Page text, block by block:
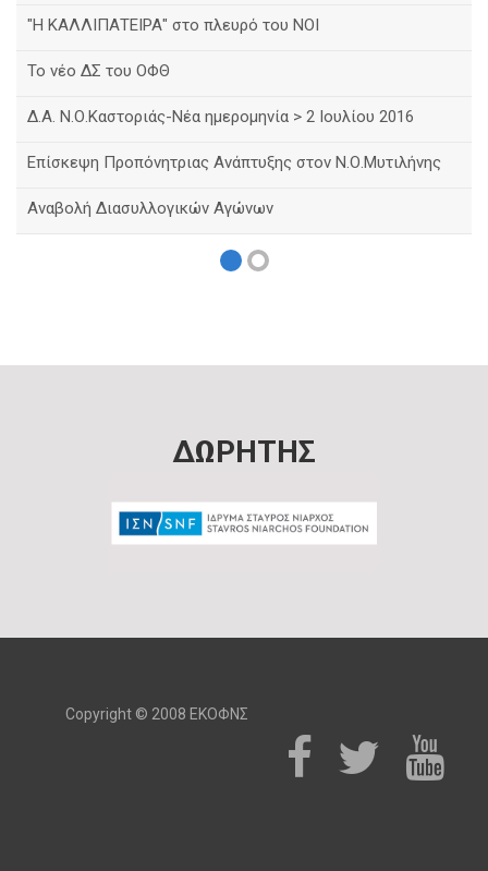
"Η ΚΑΛΛΙΠΑΤΕΙΡΑ" στο πλευρό του ΝΟΙ
Το νέο ΔΣ του ΟΦΘ
Δ.Α. Ν.Ο.Καστοριάς-Νέα ημερομηνία > 2 Ιουλίου 2016
Eπίσκεψη Προπόνητριας Ανάπτυξης στον Ν.Ο.Μυτιλήνης
Αναβολή Διασυλλογικών Αγώνων
ΔΩΡΗΤΗΣ
Copyright © 2008 ΕΚΟΦΝΣ